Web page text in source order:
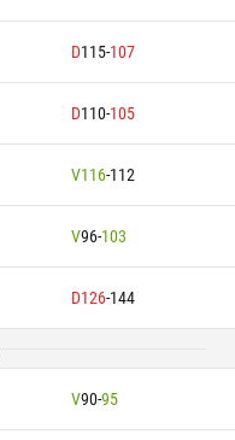
D115-107
D110-105
V116-112
V96-103
D126-144
V90-95